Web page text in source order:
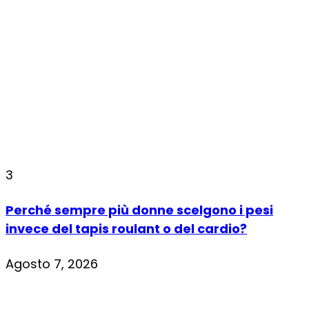
3
Perché sempre più donne scelgono i pesi
invece del tapis roulant o del cardio?
Agosto 7, 2026